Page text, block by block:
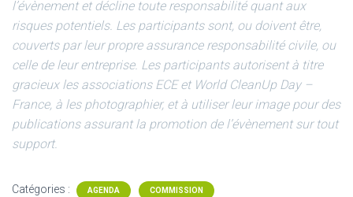
l’évènement et décline toute responsabilité quant aux
risques potentiels. Les participants sont, ou doivent être,
couverts par leur propre assurance responsabilité civile, ou
celle de leur entreprise. Les participants autorisent à titre
gracieux les associations ECE et World CleanUp Day –
France, à les photographier, et à utiliser leur image pour des
publications assurant la promotion de l’évènement sur tout
support.
Catégories : AGENDA COMMISSION